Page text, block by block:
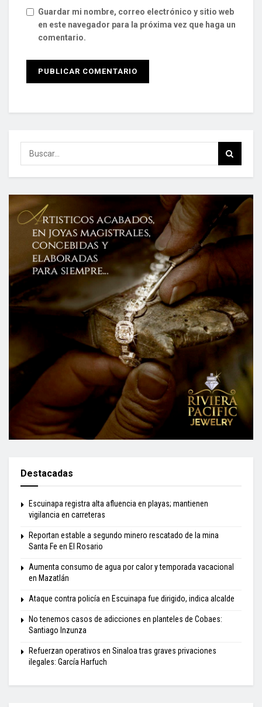
Guardar mi nombre, correo electrónico y sitio web
en este navegador para la próxima vez que haga un
comentario.
Destacadas
Escuinapa registra alta afluencia en playas; mantienen
vigilancia en carreteras
Reportan estable a segundo minero rescatado de la mina
Santa Fe en El Rosario
Aumenta consumo de agua por calor y temporada vacacional
en Mazatlán
Ataque contra policía en Escuinapa fue dirigido, indica alcalde
No tenemos casos de adicciones en planteles de Cobaes:
Santiago Inzunza
Refuerzan operativos en Sinaloa tras graves privaciones
ilegales: García Harfuch